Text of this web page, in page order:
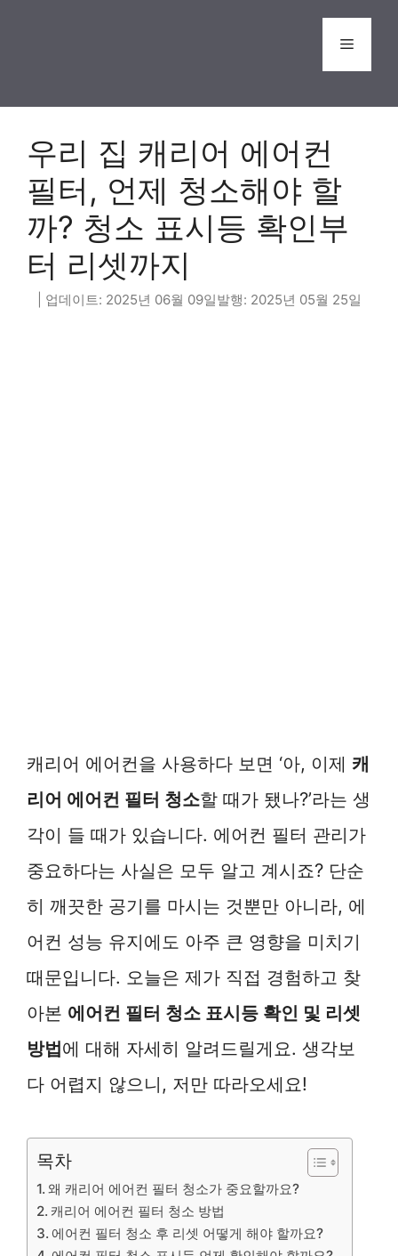
Menu
우리 집 캐리어 에어컨
필터, 언제 청소해야 할
까? 청소 표시등 확인부
터 리셋까지
2025년 06월 09일 2025년 05월 25일
캐리어 에어컨을 사용하다 보면 ‘아, 이제 캐
리어 에어컨 필터 청소할 때가 됐나?’라는 생
각이 들 때가 있습니다. 에어컨 필터 관리가
중요하다는 사실은 모두 알고 계시죠? 단순
히 깨끗한 공기를 마시는 것뿐만 아니라, 에
어컨 성능 유지에도 아주 큰 영향을 미치기
때문입니다. 오늘은 제가 직접 경험하고 찾
아본 에어컨 필터 청소 표시등 확인 및 리셋
방법에 대해 자세히 알려드릴게요. 생각보
다 어렵지 않으니, 저만 따라오세요!
목차
왜 캐리어 에어컨 필터 청소가 중요할까요?
캐리어 에어컨 필터 청소 방법
에어컨 필터 청소 후 리셋 어떻게 해야 할까요?